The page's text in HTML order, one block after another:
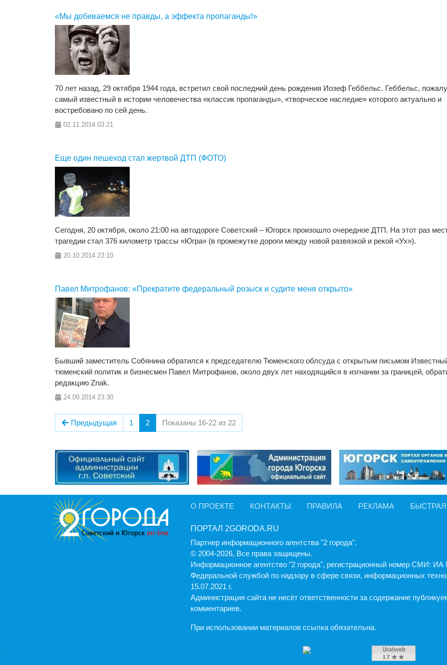
«Мы добиваемся не правды, а эффекта пропаганды!»
70 лет назад, 29 октября 1944 года, встретил свой последний день рождения Иозеф Геббельс. Геббельс,
самый известный в истории человечества «классик пропаганды», «творческое наследие» которого актуально и
востребовано по сей день.
02.11.2014 03:21
Еще один пешеход стал жертвой ДТП (ФОТО)
Сегодня, 20 октября, около 21:00 на автодороге Советский – Югорск произошло очередное ДТП. На этот раз
трагедии стал 376 километр трассы «Югра» (в промежутке дороги между новой развязкой и рекой «Ух»).
20.10.2014 23:10
Павел Митрофанов: «Прекратите федеральный розыск и судите меня открыто»
Бывший заместитель Собянина обратился к председателю Тюменского облсуда с открытым письмом
тюменский политик и бизнесмен Павел Митрофанов, около двух лет находящийся в изгнании за границей,
редакцию Znak.
24.09.2014 23:30
Предыдущая 1 2 Показаны 16-22 из 22
О ПРОЕКТЕ КОНТАКТЫ ПРАВИЛА РЕКЛАМА
ПОРТАЛ 2GORODA.RU
Партнер информационного агентства "2 города".
© 2004-2026, Все права защищены.
Информационное агентство "2 города", регистрационный номер СМИ:
Федеральной службой по надзору в сфере связи, информационных
15.07.2021 г.
Администрация cайта не несёт ответственности за содержание
комментариев.
При использовании материалов ссылка обязательна.